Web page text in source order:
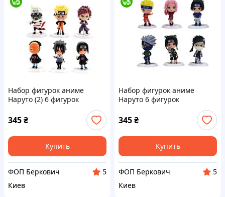
Набор фигурок аниме
Наруто (2) 6 фигурок
345₴
Купить
ФОП Беркович
5
Киев
Набор фигурок аниме
Наруто 6 фигурок
345₴
Купить
ФОП Беркович
5
Киев